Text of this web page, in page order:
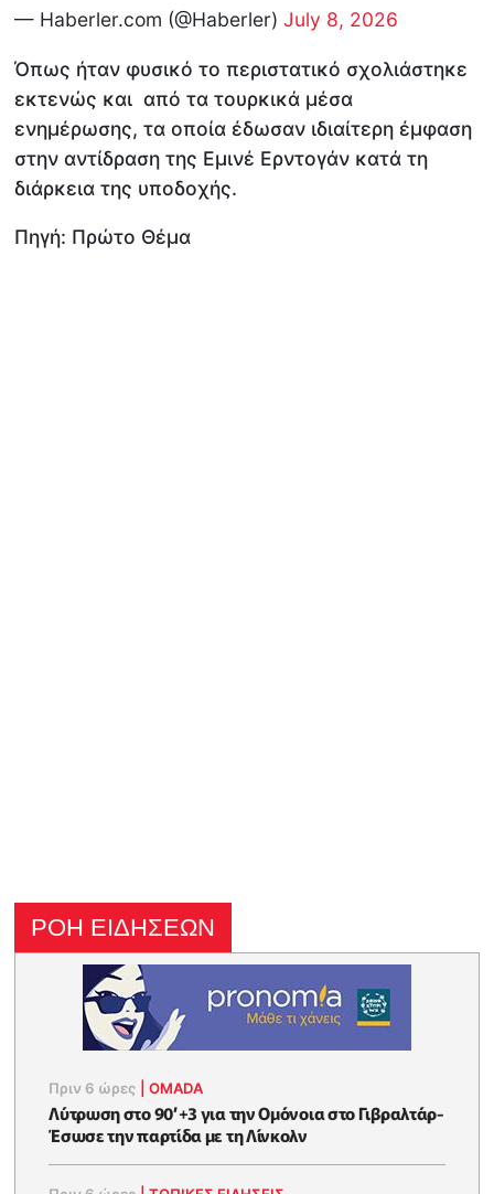
— Haberler.com (@Haberler)July 8, 2026
Όπως ήταν φυσικό το περιστατικό σχολιάστηκε
εκτενώς και από τα τουρκικά μέσα
ενημέρωσης, τα οποία έδωσαν ιδιαίτερη έμφαση
στην αντίδραση της Εμινέ Ερντογάν κατά τη
διάρκεια της υποδοχής.
Πηγή: Πρώτο Θέμα
ΡΟΗ ΕΙΔΗΣΕΩΝ
Πριν 6 ώρες |OMADA
Λύτρωση στο 90’+3 για την Ομόνοια στο Γιβραλτάρ-
Έσωσε την παρτίδα με τη Λίνκολν